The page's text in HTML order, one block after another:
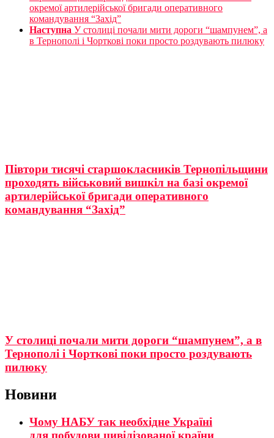
окремої артилерійської бригади оперативного
командування “Захід”
Наступна У столиці почали мити дороги “шампунем”, а
в Тернополі і Чорткові поки просто роздувають пилюку
Півтори тисячі старшокласників Тернопільщини
проходять військовий вишкіл на базі окремої
артилерійської бригади оперативного
командування “Захід”
У столиці почали мити дороги “шампунем”, а в
Тернополі і Чорткові поки просто роздувають
пилюку
Новини
Чому НАБУ так необхідне Україні
для побудови цивілізованої країни